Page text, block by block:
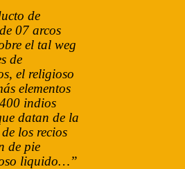
de
07 arcos
el tal weg
de
el religioso
elementos
indios
datan de la
los recios
de pie
liquido…”